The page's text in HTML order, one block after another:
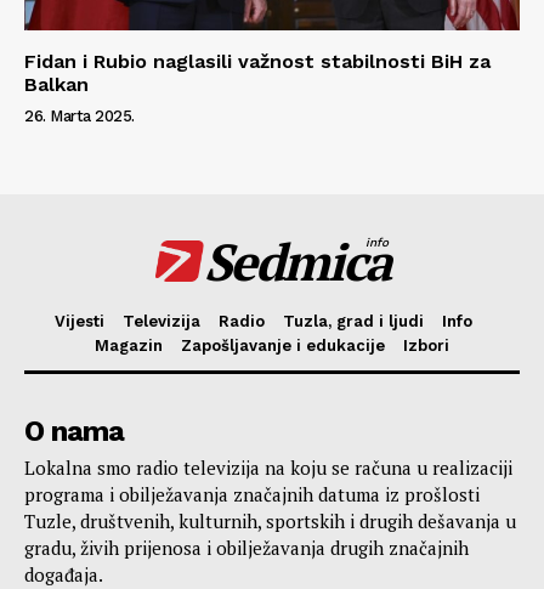
Fidan i Rubio naglasili važnost stabilnosti BiH za
Balkan
26. Marta 2025.
Sedmica
info
Vijesti Televizija Radio Tuzla, grad i ljudi
Info
Magazin
Zapošljavanje i edukacije Izbori
O nama
Lokalna smo radio televizija na koju se računa u realizaciji
programa i obilježavanja značajnih datuma iz prošlosti
Tuzle, društvenih, kulturnih, sportskih i drugih dešavanja u
gradu, živih prijenosa i obilježavanja drugih značajnih
događaja.